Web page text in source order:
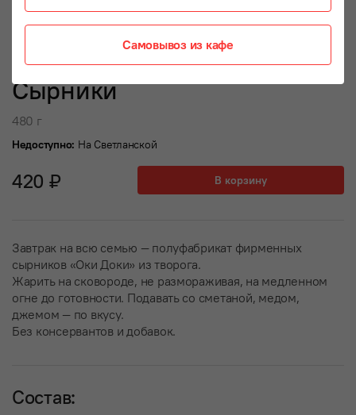
Сырники
480 г
Недоступно: На Светланской
420 ₽ В корзину
Завтрак на всю семью — полуфабрикат фирменных
сырников «Оки Доки» из творога.
Жарить на сковороде, не размораживая, на медленном
огне до готовности. Подавать со сметаной, медом,
джемом — по вкусу.
Без консервантов и добавок.
Состав:
Самовывоз из кафе